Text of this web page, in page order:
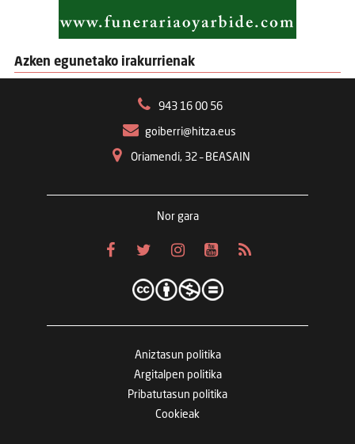
Azken egunetako irakurrienak
943 16 00 56
goiberri@hitza.eus
Oriamendi, 32 – BEASAIN
Nor gara
Aniztasun politika
Argitalpen politika
Pribatutasun politika
Cookieak